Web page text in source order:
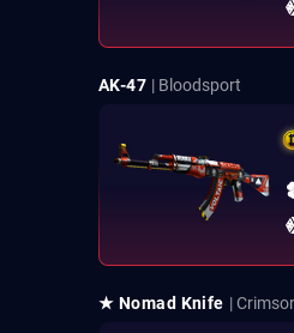
AK-47 | Bloodsport
★ Nomad Knife |